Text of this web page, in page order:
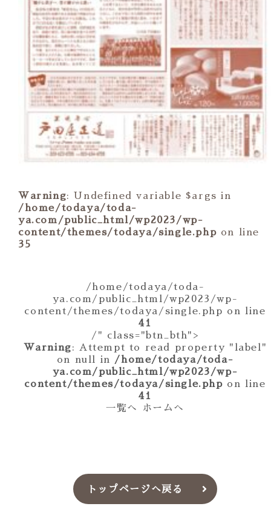
Warning: Undefined variable $args in
/home/todaya/toda-
ya.com/public_html/wp2023/wp-
content/themes/todaya/single.php on line
35
/home/todaya/toda-
ya.com/public_html/wp2023/wp-
content/themes/todaya/single.php on line
41
/" class="btn_bth">
Warning: Attempt to read property "label"
on null in
/home/todaya/toda-
ya.com/public_html/wp2023/wp-
content/themes/todaya/single.php on line
41
一覧へ
ホームへ
トップページへ戻る